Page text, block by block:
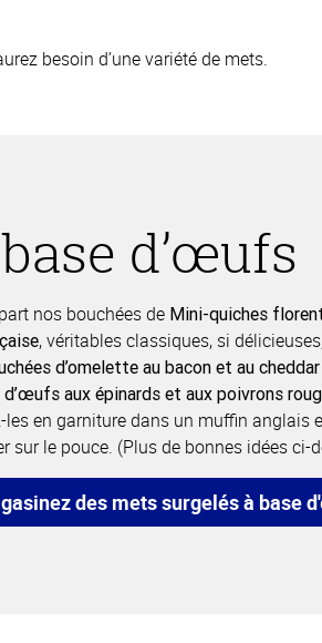
besoin d’une variété de mets.
d’œufs
nos bouchées de Mini-quiches
, véritables classiques, si
d’omelette au bacon et au cheddar
d’œufs aux épinards et aux poivrons
les en garniture dans un muffin anglais
sur le pouce. (Plus de bonnes idées ci-
des mets surgelés à base